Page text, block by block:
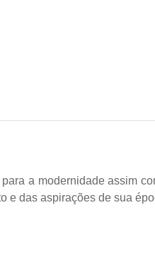
a modernidade assim
e das aspirações de sua